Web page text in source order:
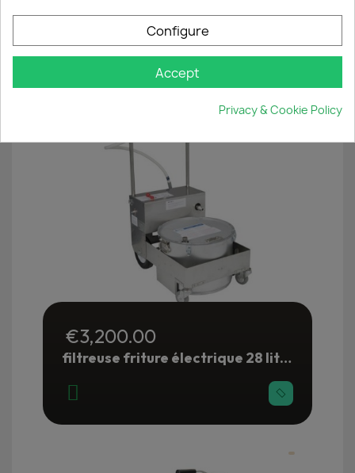
€3,200.00
filtreuse friture électrique 28 litres
Cancel Create wishlist
Configure
Accept
Privacy & Cookie Policy